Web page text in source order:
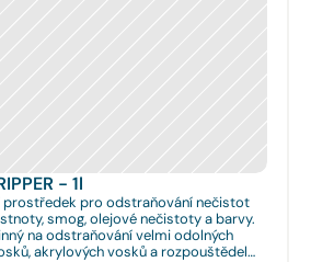
- 1l
prostředek pro odstraňování nečistot
smog, olejové nečistoty a barvy.
na odstraňování velmi odolných
akrylových vosků a rozpouštědel